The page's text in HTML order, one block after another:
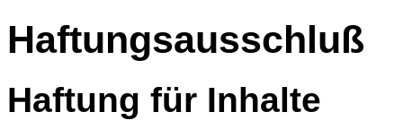
Haftungsausschluß
Haftung für Inhalte